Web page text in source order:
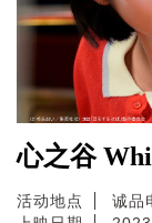
心之谷
活动地点
诚品